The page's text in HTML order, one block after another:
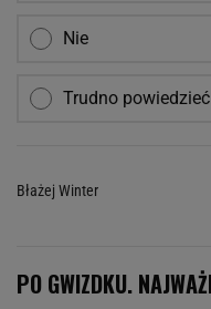
Nie
Trudno powiedzieć
Błażej Winter